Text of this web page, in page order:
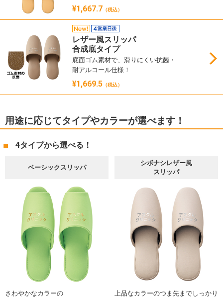
¥1,667.7 （税込）
レザー風スリッパ
合成底タイプ
底面ゴム素材で、滑りにくい抗菌・
耐アルコール仕様！
¥1,669.5 （税込）
用途に応じてタイプやカラーが選べます！
4タイプから選べる！
ベーシックスリッパ
さわやかなカラーの
シボナシレザー風
スリッパ
上品なカラーのつま先までしっかり